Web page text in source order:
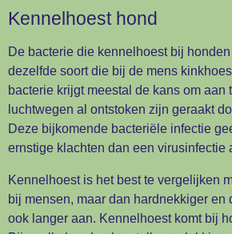
Kennelhoest hond
De bacterie die kennelhoest bij
dezelfde soort die bij de mens
bacterie krijgt meestal de kans om aan
luchtwegen al ontstoken zijn geraakt
Deze bijkomende bacteriële infectie
ernstige klachten dan een virusinfectie
Kennelhoest is het best te vergelijken
bij mensen, maar dan hardnekkiger en
ook langer aan. Kennelhoest komt bij